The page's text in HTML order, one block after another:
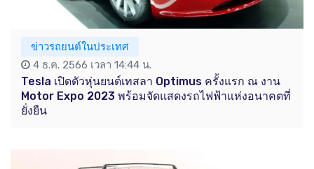
ข่าวรถยนต์ในประเทศ
4 ธ.ค. 2566 เวลา 14:44 น.
Tesla เปิดตัวหุ่นยนต์เทสลา Optimus ครั้งแรก ณ งาน
Motor Expo 2023 พร้อมจัดแสดงรถไฟฟ้าแห่งอนาคตที่
ยั่งยืน